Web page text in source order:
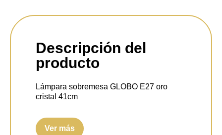
Descripción del
producto
Lámpara sobremesa GLOBO E27 oro
cristal 41cm
Medidas:ø 15 x 41 cm. Cable de 155cm.
Ver más